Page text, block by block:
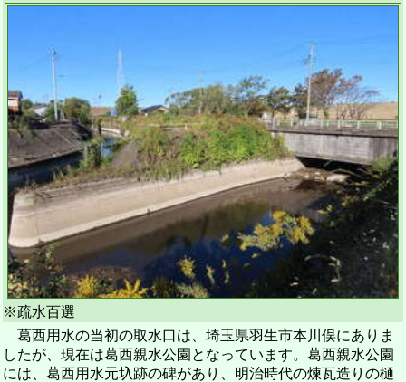
※疏水百選
葛西用水の当初の取水口は、埼玉県羽生市本川俣にありま
したが、現在は葛西親水公園となっています。葛西親水公園
には、葛西用水元圦跡の碑があり、明治時代の煉瓦造りの樋